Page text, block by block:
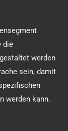
die
werden
sein, damit
werden kann.